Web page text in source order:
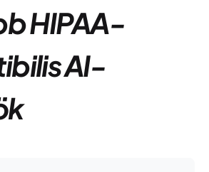
HIPAA-
AI-